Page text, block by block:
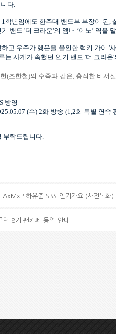
다.
1학년임에도 한주대 밴드부 부장이 된,
밴드 '더 크라운'의 멤버 ‘이노’ 역을
고 우주가 행운을 올인한 럭키 가이 '
는 사계가 속했던 인기 밴드 '더 크라운'
(조한철)의 수족과 같은, 충직한 비서
방영
(수) 2화 방송 (1,2회 특별 연속
부탁드립니다.
하유준 SBS 인기가요 (사전녹화)
럽 8기 팬카페 등업 안내